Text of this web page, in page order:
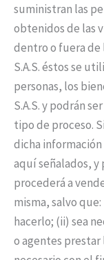
suministran las
obtenidos de las
dentro o fuera de
S.A.S. éstos se
personas, los
S.A.S. y podrán
tipo de proceso.
dicha
aquí señalados, y
procederá a
misma, salvo
hacerlo; (ii) sea
o agentes prestar